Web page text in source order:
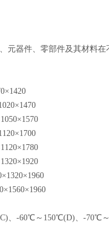
元器件、零部件及其材料
、-60℃～150℃(D)、-70℃